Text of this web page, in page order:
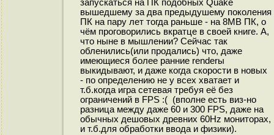
запускаться на ПК подобных Quake
вышедшему за два предыдушему поколения
ПК на пару лет тогда раньше - на 8MB ПК, о
чём проговорились вкратце в своей книге. А,
что ныне в мышлении? Сейчас так
обленились(или продались) что, даже
имеющиеся более ранние renderы
выкидывают, и даже когда скорости в новых
- по определению не у всех хватает и
т.б.когда игра сетевая требуя её без
ограничений в FPS :( (вполне есть виз-но
разница между даже 60 и 300 FPS, даже на
обычных дешовых древних 60Hz мониторах,
и т.б.для обработки ввода и физики).